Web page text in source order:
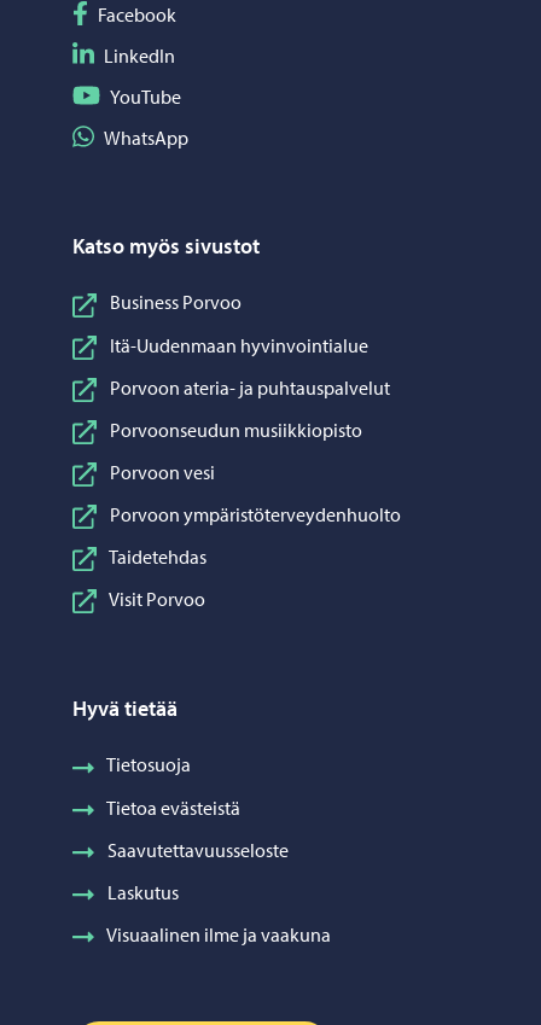
Seuraa Facebook
Facebook
Seuraa LinkedIn
LinkedIn
Seuraa YouTube
YouTube
Jaa WhatsApp
WhatsApp
Katso myös sivustot
Business Porvoo
Itä-Uudenmaan hyvinvointialue
Porvoon ateria- ja puhtauspalvelut
Porvoonseudun musiikkiopisto
Porvoon vesi
Porvoon ympäristöterveydenhuolto
Taidetehdas
Visit Porvoo
Hyvä tietää
Tietosuoja
Tietoa evästeistä
Saavutettavuusseloste
Laskutus
Visuaalinen ilme ja vaakuna